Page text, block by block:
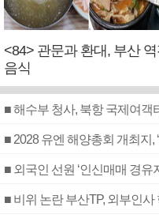
<84> 관문과 환대, 부산 역
음식
■ 해수부 청사, 북항 국제여객
■ 2028 유엔 해양총회 개최지,
■ 외국인 선원 ‘인신매매 경
■ 비위 논란 부산TP, 외부인사